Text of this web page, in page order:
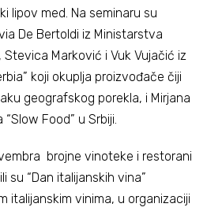
lipov med. Na seminaru su
De Bertoldi iz Ministarstva
Stevica Marković i Vuk Vujačić iz
koji okuplja proizvođače čiji
geografskog porekla, i Mirjana
Food” u Srbiji.
brojne vinoteke i restorani
su “Dan italijanskih vina”
italijanskim vinima, u organizaciji